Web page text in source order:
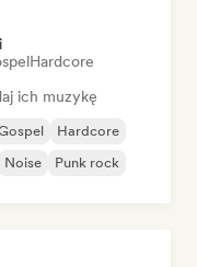
Hardcore
ich muzykę
Hardcore
Noise Punk rock